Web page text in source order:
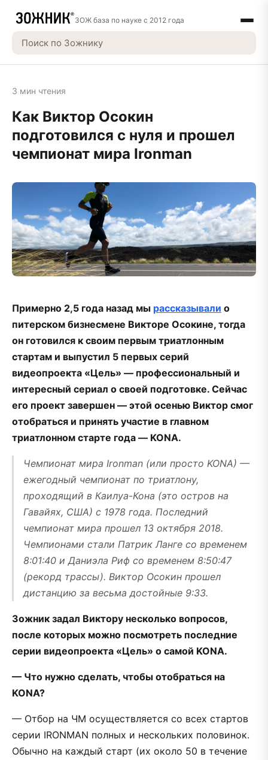
ЗОЖ база по науке с 2012 года
3 мин чтения
Как Виктор Осокин
подготовился с нуля и прошел
чемпионат мира Ironman
Примерно 2,5 года назад мы рассказывали о
питерском бизнесмене Викторе Осокине, тогда
он готовился к своим первым триатлонным
стартам и выпустил 5 первых серий
видеопроекта «Цель» — профессиональный и
интересный сериал о своей подготовке. Сейчас
его проект завершен — этой осенью Виктор смог
отобраться и принять участие в главном
триатлонном старте года — KONA.
Чемпионат мира Ironman (или просто KONA) —
ежегодный чемпионат по триатлону,
проходящий в Каилуа-Кона (это остров на
Гавайях, США) с 1978 года. Последний
чемпионат мира прошел 13 октября 2018.
Чемпионами стали Патрик Ланге со временем
8:01:40 и Даниэла Риф со временем 8:50:47
(рекорд трассы). Виктор Осокин прошел
дистанцию за весьма достойные 9:33.
Зожник задал Виктору несколько вопросов,
после которых можно посмотреть последние
серии видеопроекта «Цель» о самой KONA.
— Что нужно сделать, чтобы отобраться на
KONA?
— Отбор на ЧМ осуществляется со всех стартов
серии IRONMAN полных и нескольких половинок.
Обычно на каждый старт (их около 50 в течение